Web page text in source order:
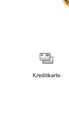
Kreditkarte